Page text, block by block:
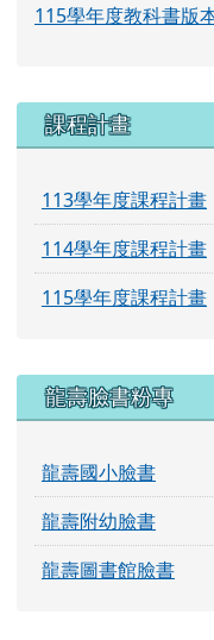
115學年度教科書版
課程計畫
113學年度課程計畫
114學年度課程計畫
115學年度課程計畫
龍壽臉書粉專
龍壽國小臉書
龍壽附幼臉書
龍壽圖書館臉書